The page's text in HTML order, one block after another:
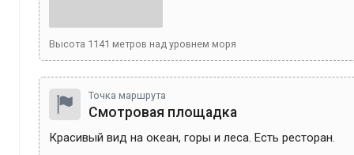
Высота 1141 метров над уровнем моря
Точка маршрута
Смотровая площадка
Красивый вид на океан, горы и леса. Есть ресторан.